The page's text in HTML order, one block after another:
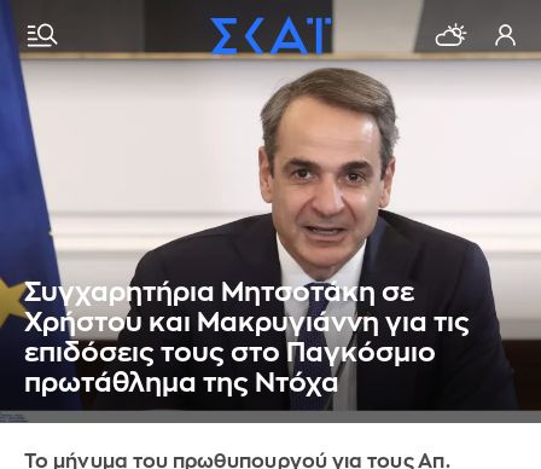
Συγχαρητήρια Μητσοτάκη σε
Χρήστου και Μακρυγιάννη για τις
επιδόσεις τους στο Παγκόσμιο
πρωτάθλημα της Ντόχα
Το μήνυμα του πρωθυπουργού για τους Απ.